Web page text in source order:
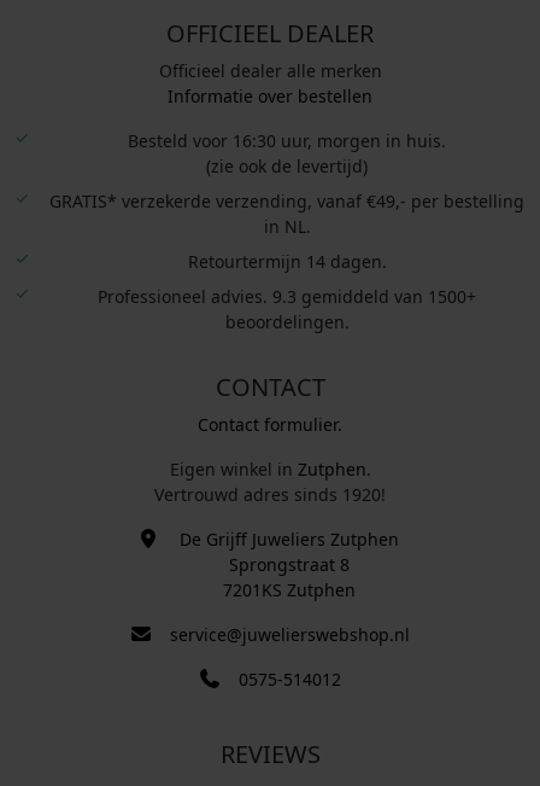
OFFICIEEL DEALER
Officieel dealer alle merken
Informatie over bestellen
Besteld voor 16:30 uur, morgen in huis.
(zie ook de levertijd)
GRATIS* verzekerde verzending, vanaf €49,- per bestelling
in NL.
Retourtermijn 14 dagen.
Professioneel advies. 9.3 gemiddeld van 1500+
beoordelingen.
CONTACT
Contact formulier.
Eigen winkel in Zutphen.
Vertrouwd adres sinds 1920!
De Grijff Juweliers Zutphen
Sprongstraat 8
7201KS Zutphen
service@juwelierswebshop.nl
0575-514012
REVIEWS